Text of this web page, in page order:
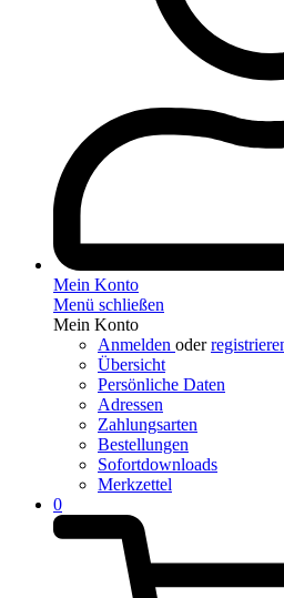
Mein Konto
Menü schließen
Mein Konto
Anmelden oder
Übersicht
Persönliche Daten
Adressen
Zahlungsarten
Bestellungen
Sofortdownloads
Merkzettel
0